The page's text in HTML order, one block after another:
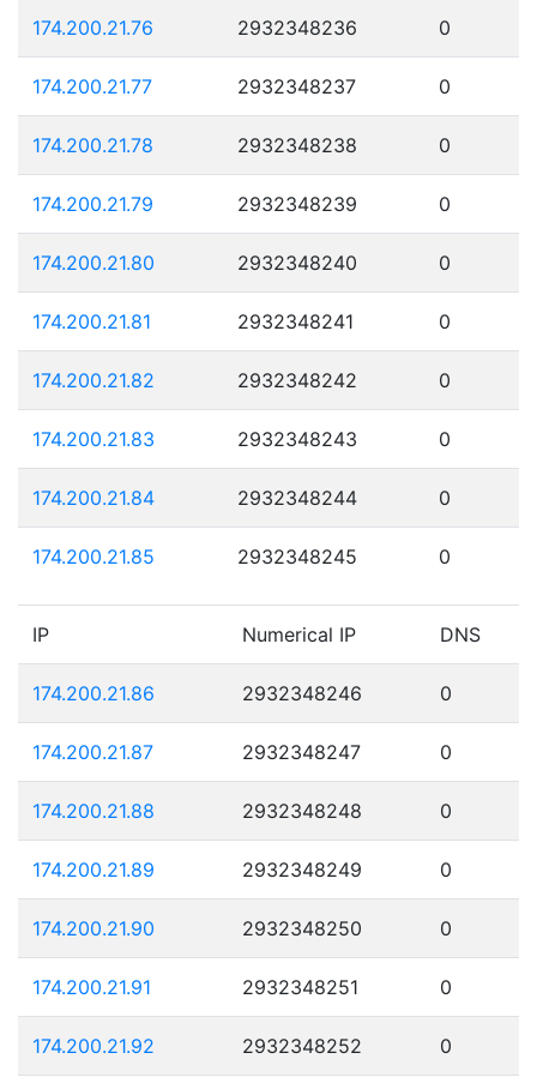
174.200.21.76 2932348236 0
174.200.21.77 2932348237 0
174.200.21.78 2932348238 0
174.200.21.79 2932348239 0
174.200.21.80 2932348240 0
174.200.21.81 2932348241 0
174.200.21.82 2932348242 0
174.200.21.83 2932348243 0
174.200.21.84 2932348244 0
174.200.21.85 2932348245 0
IP Numerical IP DNS
174.200.21.86 2932348246 0
174.200.21.87 2932348247 0
174.200.21.88 2932348248 0
174.200.21.89 2932348249 0
174.200.21.90 2932348250 0
174.200.21.91 2932348251 0
174.200.21.92 2932348252 0